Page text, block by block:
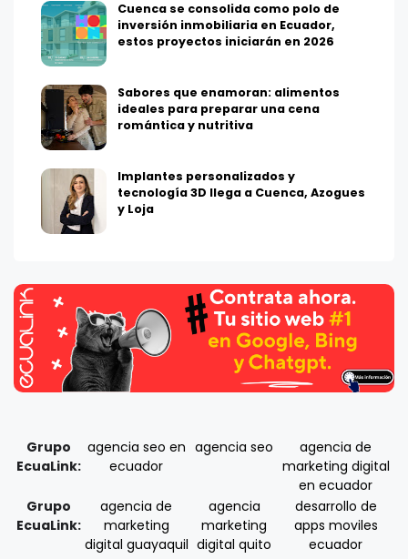
Cuenca se consolida como polo de
inversión inmobiliaria en Ecuador,
estos proyectos iniciarán en 2026
Sabores que enamoran: alimentos
ideales para preparar una cena
romántica y nutritiva
Implantes personalizados y
tecnología 3D llega a Cuenca, Azogues
y Loja
Grupo
EcuaLink:
agencia seo en
ecuador
agencia seo
agencia de
marketing digital
en ecuador
Grupo
EcuaLink:
agencia de
marketing
digital guayaquil
agencia
marketing
digital quito
desarrollo de
apps moviles
ecuador